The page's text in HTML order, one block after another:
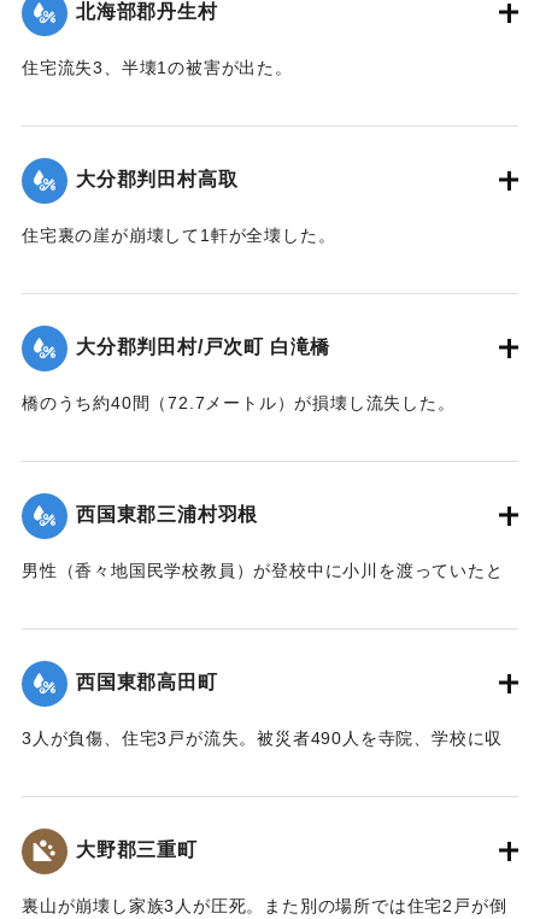
｜固有コード:
北海部郡丹生村
住宅流失3、半壊1の被害が出た。
｜固有コード:00481025
大分郡判田村高取
住宅裏の崖が崩壊して1軒が全壊した。
｜固有コード:00481017
大分郡判田村/戸次町 白滝橋
橋のうち約40間（72.7メートル）が損壊し流失した。
｜固有コード: 00481018
西国東郡三浦村羽根
男性（香々地国民学校教員）が登校中に小川を渡っていたと
｜固有コード:
西国東郡高田町
3人が負傷、住宅3戸が流失。被災者490人を寺院、学校に収
｜固有コード:
大野郡三重町
裏山が崩壊し家族3人が圧死。また別の場所では住宅2戸が倒